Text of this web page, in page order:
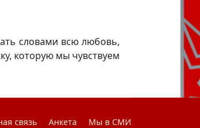
словами всю любовь,
которую мы чувствуем
связь Анкета
Мы в СМИ